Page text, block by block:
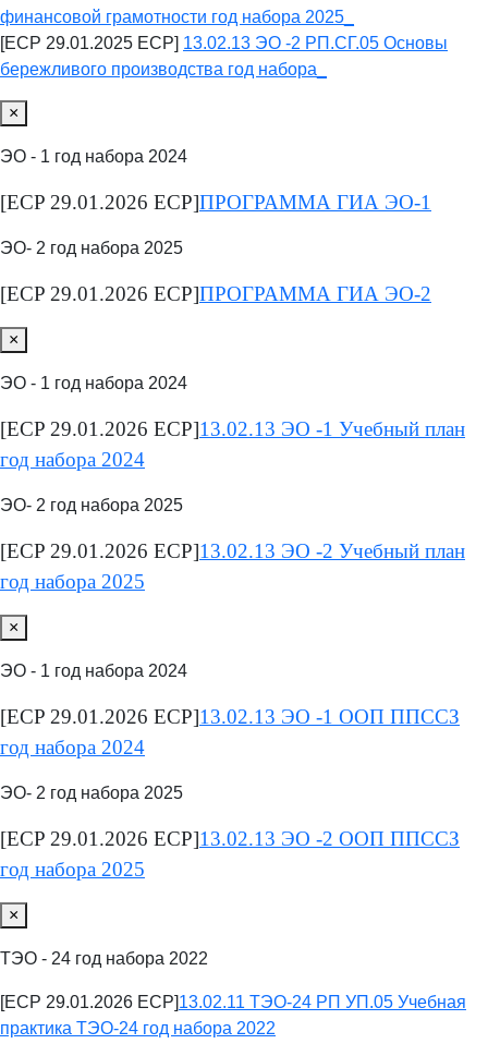
финансовой грамотности год набора 2025_
[ECP 29.01.2025 ECP] 13.02.13 ЭО -2 РП.СГ.05 Основы
бережливого производства год набора_
×
ЭО - 1 год набора 2024
[ECP 29.01.2026 ECP]ПРОГРАММА ГИА ЭО-1
ЭО- 2 год набора 2025
[ECP 29.01.2026 ECP]ПРОГРАММА ГИА ЭО-2
×
ЭО - 1 год набора 2024
[ECP 29.01.2026 ECP]13.02.13 ЭО -1 Учебный план
год набора 2024
ЭО- 2 год набора 2025
[ECP 29.01.2026 ECP]13.02.13 ЭО -2 Учебный план
год набора 2025
×
ЭО - 1 год набора 2024
[ECP 29.01.2026 ECP]13.02.13 ЭО -1 ООП ППССЗ
год набора 2024
ЭО- 2 год набора 2025
[ECP 29.01.2026 ECP]13.02.13 ЭО -2 ООП ППССЗ
год набора 2025
×
ТЭО - 24 год набора 2022
[ECP 29.01.2026 ECP]13.02.11 ТЭО-24 РП УП.05 Учебная
практика ТЭО-24 год набора 2022